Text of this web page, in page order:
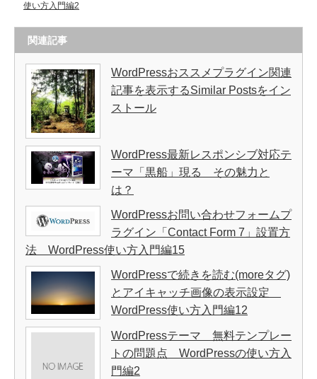
使い方入門編2
関連記事
WordPressおススメプラグイン関連
記事を表示するSimilar Postsをイン
ストール
WordPress最新レスポンシブ対応テ
ーマ「黒船」現る その魅力と
は？
WordPressお問い合わせフォームプ
ラグイン「Contact Form 7」設置方
法 WordPress使い方入門編15
WordPressで続きを読む(moreタグ)
とアイキャッチ画像の表示設定
WordPress使い方入門編12
WordPressテーマ 無料テンプレー
トの問題点 WordPressの使い方入
門編2